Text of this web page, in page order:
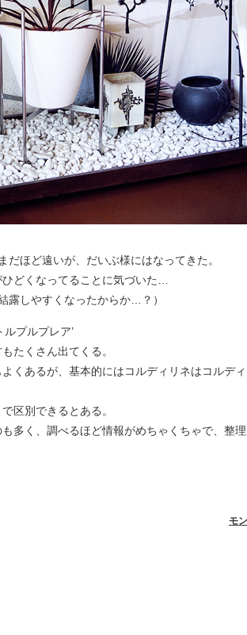
ほど遠いが、だいぶ様にはなってきた。
どくなってることに気づいた…
露しやすくなったからか…？）
プルプレア’
たくさん出てくる。
くあるが、基本的にはコルディリネはコルデ
区別できるとある。
多く、調べるほど情報がめちゃくちゃで、整
モ